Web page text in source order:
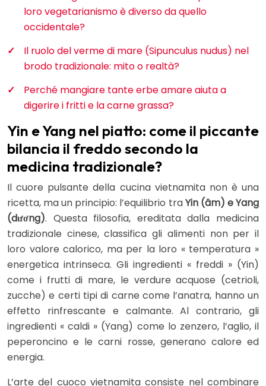
loro vegetarianismo è diverso da quello
occidentale?
Il ruolo del verme di mare (Sipunculus nudus) nel
brodo tradizionale: mito o realtà?
Perché mangiare tante erbe amare aiuta a
digerire i fritti e la carne grassa?
Yin e Yang nel piatto: come il piccante
bilancia il freddo secondo la
medicina tradizionale?
Il cuore pulsante della cucina vietnamita non è una
ricetta, ma un principio: l’equilibrio traYin (âm) e Yang
(dương). Questa filosofia, ereditata dalla medicina
tradizionale cinese, classifica gli alimenti non per il
loro valore calorico, ma per la loro « temperatura »
energetica intrinseca. Gli ingredienti « freddi » (Yin)
come i frutti di mare, le verdure acquose (cetrioli,
zucche) e certi tipi di carne come l’anatra, hanno un
effetto rinfrescante e calmante. Al contrario, gli
ingredienti « caldi » (Yang) come lo zenzero, l’aglio, il
peperoncino e le carni rosse, generano calore ed
energia.
L’arte del cuoco vietnamita consiste nel combinare